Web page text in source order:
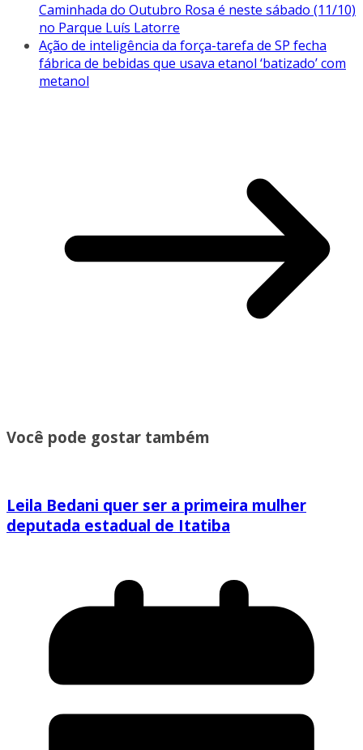
Caminhada do Outubro Rosa é neste sábado (11/10)
no Parque Luís Latorre
Ação de inteligência da força-tarefa de SP fecha
fábrica de bebidas que usava etanol ‘batizado’ com
metanol
Você pode gostar também
Leila Bedani quer ser a primeira mulher
deputada estadual de Itatiba